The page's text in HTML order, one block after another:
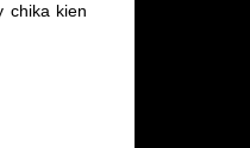
chika kien